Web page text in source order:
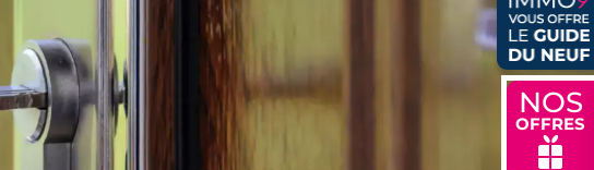
NOS
OFFRES
🎁